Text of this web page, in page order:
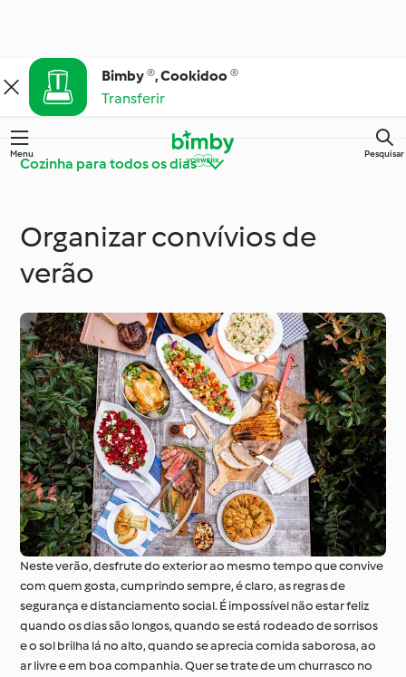
Bimby ®, Cookidoo ®
Transferir
Menu Pesquisar
Cozinha para todos os dias
Conheça o Cookidoo®
Bimby® Dicas e
Truques
Ingredientes
dias
Dietas e tendências
Ocasiões especiais e
estações
À volta do mundo com
o Cookidoo®
Aprenda com o
Cookidoo®
Organizar convívios de
verão
Neste verão, desfrute do exterior ao mesmo tempo que convive
com quem gosta, cumprindo sempre, é claro, as regras de
segurança e distanciamento social. É impossível não estar feliz
quando os dias são longos, quando se está rodeado de sorrisos
e o sol brilha lá no alto, quando se aprecia comida saborosa, ao
ar livre e em boa companhia. Quer se trate de um churrasco no